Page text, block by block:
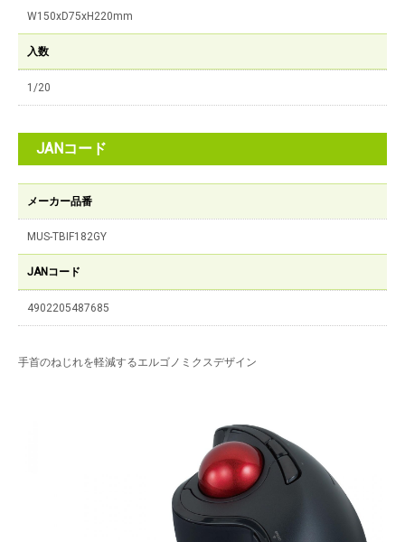
W150xD75xH220mm
入数
1/20
JANコード
メーカー品番
MUS-TBIF182GY
JANコード
4902205487685
手首のねじれを軽減するエルゴノミクスデザイン